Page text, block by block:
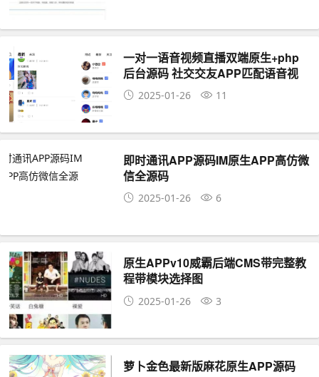
一对一语音视频直播双端原生+php
后台源码 社交交友APP匹配语音视
频聊天即时通信源码
2025-01-26 11
即时通讯APP源码IM原生APP高仿微
信全源码
2025-01-26 6
原生APPv10威霸后端CMS带完整教
程带模块选择图
2025-01-26 3
萝卜金色最新版麻花原生APP源码